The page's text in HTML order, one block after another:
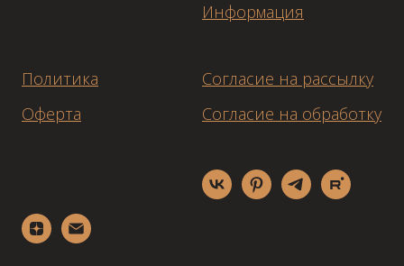
Информация
Политика
Оферта
Согласие на рассылку
Согласие на обработку